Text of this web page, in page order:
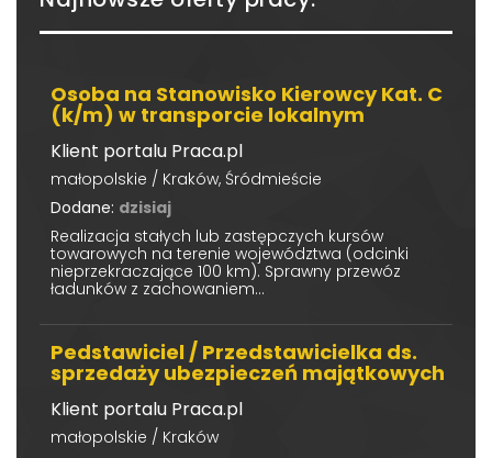
Osoba na Stanowisko Kierowcy Kat. C
(k/m) w transporcie lokalnym
Klient portalu Praca.pl
małopolskie / Kraków, Śródmieście
Dodane: dzisiaj
Realizacja stałych lub zastępczych kursów
towarowych na terenie województwa (odcinki
nieprzekraczające 100 km). Sprawny przewóz
ładunków z zachowaniem...
Pedstawiciel / Przedstawicielka ds.
sprzedaży ubezpieczeń majątkowych
Klient portalu Praca.pl
małopolskie / Kraków